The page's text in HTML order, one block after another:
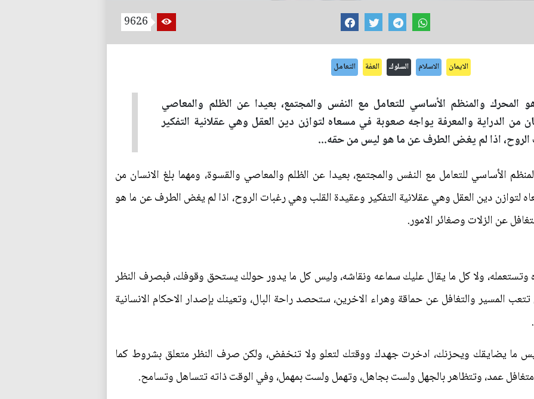
9626
الايمان الاسلام السلوك العفة التعامل
المحرك والمنظم الأساسي للتعامل مع النفس والمجتمع، بعيدا عن الظلم والمعاصي
من الدراية والمعرفة يواجه صعوبة في مسعاه لتوازن دين العقل وهي عقلانية التفكير
اذا لم يغض الطرف عن ما هو ليس من حقه...
الأساسي للتعامل مع النفس والمجتمع، بعيدا عن الظلم والمعاصي والقسوة، ومهما بلغ الانسان من
لتوازن دين العقل وهي عقلانية التفكير وعقيدة القلب وهي رغبات الروح، اذا لم يغض الطرف عن ما هو
عن الزلات وصغائر الامور.
ولا كل ما يقال عليك سماعه ونقاشه، وليس كل ما يدور حولك يستحق وقوفك، فبصرف النظر
المسير والتغافل عن حماقة وهراء الاخرين، ستحصد راحة البال، وتعينك بإصدار الاحكام الانسانية
ما يضايقك ويحزنك، ادخرت جهدك ووقتك لتعلو ولا تنخفض، ولكن صرف النظر متعلق بشروط كما
متغافل عمد، وتتظاهر بالجهل ولست بجاهل، وتهمل ولست بمهمل، وفي الوقت ذاته تتساهل وتسامح.